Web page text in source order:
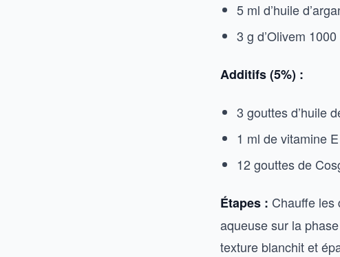
5 ml d’huile
3 g d’Olivem 1000
Additifs (5%) :
3 gouttes d’huile
1 ml de vitamine
12 gouttes de
Étapes : Chauffe les
aqueuse sur la
texture blanchit et